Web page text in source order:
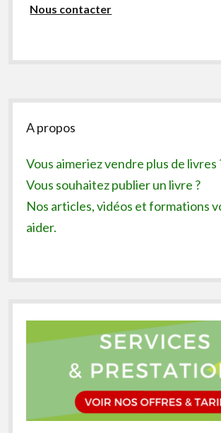
Nous contacter
Sidebar
A propos
Vous aimeriez vendre plus de livres
Vous souhaitez publier un livre ?
Nos articles, vidéos et formations
aider.